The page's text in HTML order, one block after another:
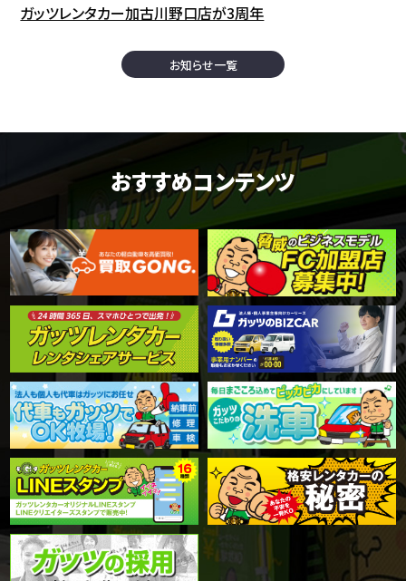
ガッツレンタカー加古川野口店が3周年
お知らせ一覧
おすすめコンテンツ